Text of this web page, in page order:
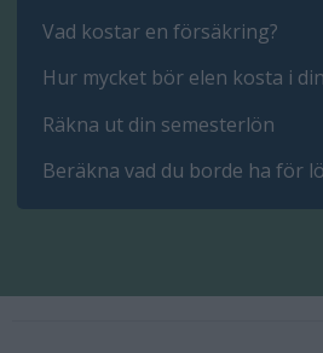
Vad kostar en försäkring?
Hur mycket bör elen kosta i
Räkna ut din semesterlön
Beräkna vad du borde ha för